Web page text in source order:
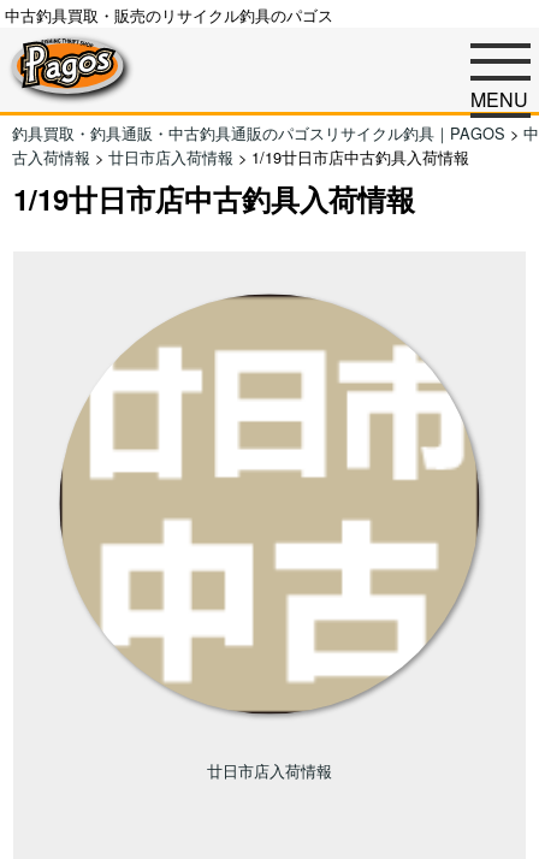
中古釣具買取・販売のリサイクル釣具のパゴス
MENU
釣具買取・釣具通販・中古釣具通販のパゴスリサイクル釣具｜PAGOS > 中
古入荷情報 > 廿日市店入荷情報 > 1/19廿日市店中古釣具入荷情報
1/19廿日市店中古釣具入荷情報
廿日市店入荷情報